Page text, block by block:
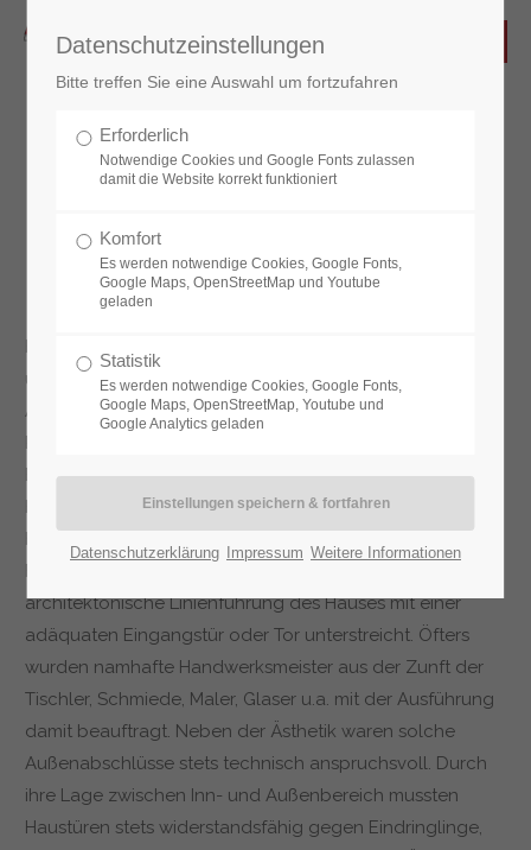
Renovierung / Restarurierung
Haustüren werden mit Recht als Visitenkarte des Hauses
und seiner Bewohner bezeichnet. Hier übertritt der
Außenstehende eine Grenze zwischen Öffentlichkeit und
Privatsphäre, die schon den ersten Aufschluss über die
Bewohner geben kann. Architekten, Baumeister und
Handwerker haben in der Vergangenheit vielfach auf die
harmonische Eingliederung der Haustür in die
Fassadengestaltung berücksichtigt. Vielfach wurde die
architektonische Linienführung des Hauses mit einer
adäquaten Eingangstür oder Tor unterstreicht. Öfters
wurden namhafte Handwerksmeister aus der Zunft der
Tischler, Schmiede, Maler, Glaser u.a. mit der Ausführung
damit beauftragt. Neben der Ästhetik waren solche
Außenabschlüsse stets technisch anspruchsvoll. Durch
ihre Lage zwischen Inn- und Außenbereich mussten
Haustüren stets widerstandsfähig gegen Eindringlinge,
Datenschutzeinstellungen
Bitte treffen Sie eine Auswahl um fortzufahren
Erforderlich
Notwendige Cookies und Google Fonts zulassen
damit die Website korrekt funktioniert
Komfort
Es werden notwendige Cookies, Google Fonts,
Google Maps, OpenStreetMap und Youtube
geladen
Statistik
Es werden notwendige Cookies, Google Fonts,
Google Maps, OpenStreetMap, Youtube und
Google Analytics geladen
Datenschutzerklärung Impressum Weitere Informationen